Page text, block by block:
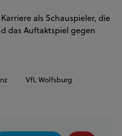
als Schauspieler, die
das Auftaktspiel gegen
VfL Wolfsburg